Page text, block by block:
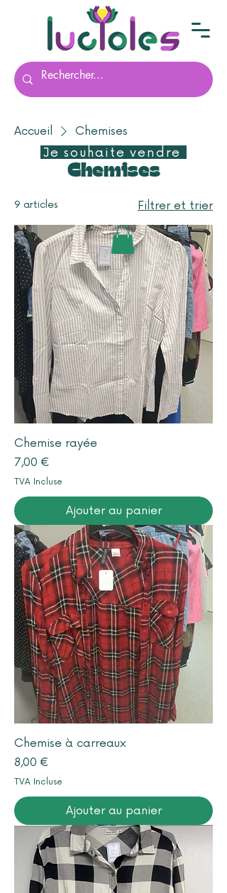
Accueil Chemises
Chemises
9 articles Filtrer et trier
Chemise rayée
Prix
7,00 €
TVA Incluse
Ajouter au panier
Chemise à carreaux
Prix
8,00 €
TVA Incluse
Ajouter au panier
Je souhaite vendre